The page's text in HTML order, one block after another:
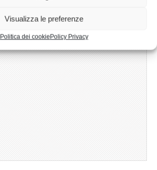
Visualizza le preferenze
Politica dei cookiePolicy Privacy